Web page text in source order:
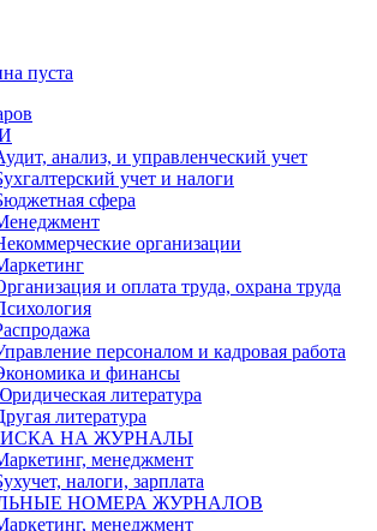
пуста
анализ, и управленческий учет
учет и налоги
сфера
организации
и оплата труда, охрана труда
персоналом и кадровая работа
и финансы
литература
литература
НА ЖУРНАЛЫ
менеджмент
налоги, зарплата
НОМЕРА ЖУРНАЛОВ
менеджмент